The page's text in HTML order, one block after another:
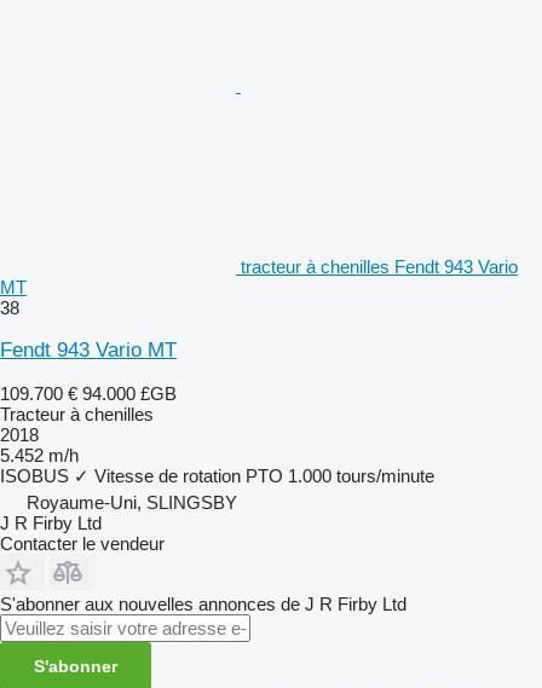
tracteur à chenilles Fendt 943 Vario
MT
38
Fendt 943 Vario MT
109.700 € 94.000 £GB
Tracteur à chenilles
2018
5.452 m/h
ISOBUS ✓ Vitesse de rotation PTO 1.000 tours/minute
Royaume-Uni, SLINGSBY
J R Firby Ltd
Contacter le vendeur
S'abonner aux nouvelles annonces de J R Firby Ltd
S'abonner